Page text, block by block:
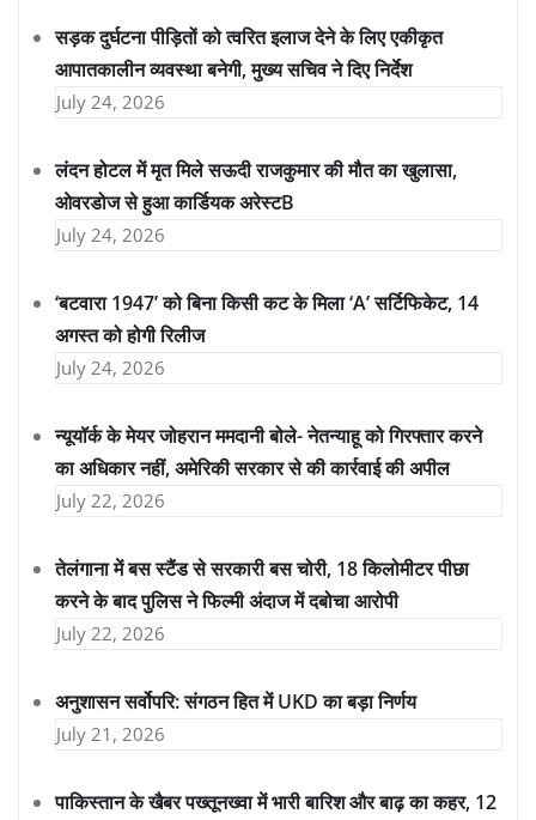
सड़क दुर्घटना पीड़ितों को त्वरित इलाज देने के लिए एकीकृत
आपातकालीन व्यवस्था बनेगी, मुख्य सचिव ने दिए निर्देश
July 24, 2026
लंदन होटल में मृत मिले सऊदी राजकुमार की मौत का खुलासा,
ओवरडोज से हुआ कार्डियक अरेस्टB
July 24, 2026
‘बटवारा 1947’ को बिना किसी कट के मिला ‘A’ सर्टिफिकेट, 14
अगस्त को होगी रिलीज
July 24, 2026
न्यूयॉर्क के मेयर जोहरान ममदानी बोले- नेतन्याहू को गिरफ्तार करने
का अधिकार नहीं, अमेरिकी सरकार से की कार्रवाई की अपील
July 22, 2026
तेलंगाना में बस स्टैंड से सरकारी बस चोरी, 18 किलोमीटर पीछा
करने के बाद पुलिस ने फिल्मी अंदाज में दबोचा आरोपी
July 22, 2026
अनुशासन सर्वोपरि: संगठन हित में UKD का बड़ा निर्णय
July 21, 2026
पाकिस्तान के खैबर पख्तूनख्वा में भारी बारिश और बाढ़ का कहर, 12